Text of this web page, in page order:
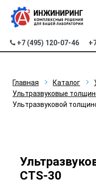
+7 (495) 120-07-46
Главная Каталог
Ультразвуковые
Ультразвуковой
CTS-30